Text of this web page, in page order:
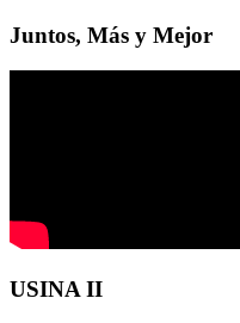
Juntos, Más y Mejor
USINA II